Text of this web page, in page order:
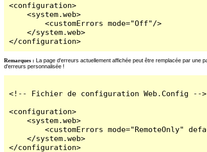
<configuration>
    <system.web>
        <customErrors mode="Off"/>
    </system.web>
</configuration>
Remarques : La page d'erreurs actuellement affichée peut être remplacée par une
d'erreurs personnalisée !
<!-- Fichier de configuration Web.Config -->
<configuration>
    <system.web>
<customErrors mode="RemoteOnly"
    </system.web>
</configuration>